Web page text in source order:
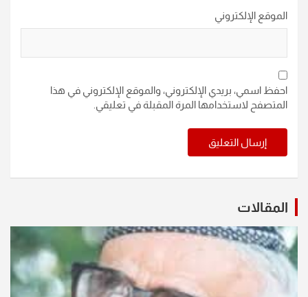
الموقع الإلكتروني
احفظ اسمي، بريدي الإلكتروني، والموقع الإلكتروني في هذا
المتصفح لاستخدامها المرة المقبلة في تعليقي.
المقالات